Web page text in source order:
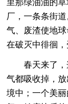
里那绿油油的
厂，一条条街
气、废渣使地
在破灭中徘徊，
春天来了
气都吸收掉，
境中；一个美